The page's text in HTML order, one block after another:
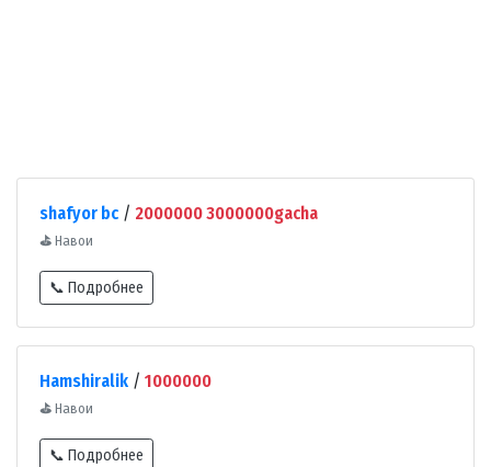
shafyor bc / 2000000 3000000gacha
⛳ Навои
📞 Подробнее
Hamshiralik / 1000000
⛳ Навои
📞 Подробнее